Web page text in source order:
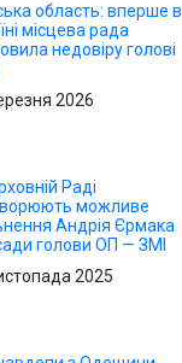
область: вперше в
місцева рада
недовіру голові
2026
Раді
можливе
Андрія Єрмака
голови ОП — ЗМІ
2025